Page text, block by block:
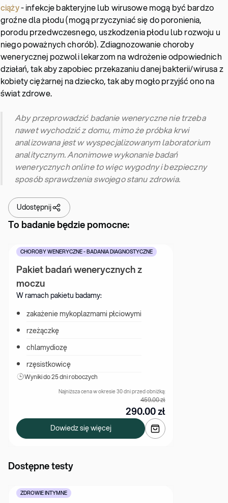
ciąży- infekcje bakteryjne lub wirusowe mogą być bardzo
groźne dla płodu (mogą przyczyniać się do poronienia,
porodu przedwczesnego, uszkodzenia płodu lub rozwoju u
niego poważnych chorób). Zdiagnozowanie choroby
wenerycznej pozwoli lekarzom na wdrożenie odpowiednich
działań, tak aby zapobiec przekazaniu danej bakterii/wirusa z
kobiety ciężarnej na dziecko, tak aby mogło przyjść ono na
świat zdrowe.
Aby przeprowadzić badanie weneryczne nie trzeba
nawet wychodzić z domu, mimo że próbka krwi
analizowana jest w wyspecjalizowanym laboratorium
analitycznym. Anonimowe wykonanie badań
wenerycznych online to więc wygodny i bezpieczny
sposób sprawdzenia swojego stanu zdrowia.
Udostępnij
To badanie będzie pomocne:
CHOROBY WENERYCZNE - BADANIA DIAGNOSTYCZNE
Pakiet badań wenerycznych z
moczu
W ramach pakietu badamy:
zakażenie mykoplazmami płciowymi
rzeżączkę
chlamydiozę
rzęsistkowicę
Wyniki do 25 dni roboczych
Najniższa cena w okresie 30 dni przed obniżką:
459.00zł
290.00zł
Dowiedz się więcej
Dostępne testy
ZDROWIE INTYMNE